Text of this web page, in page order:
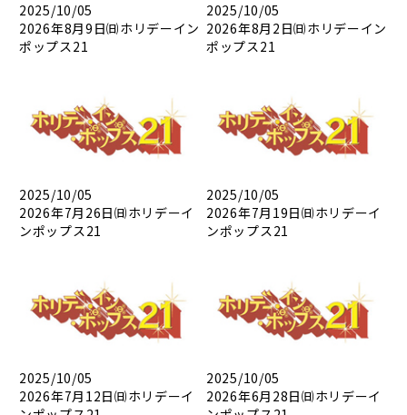
2025/10/05
2026年8月9日㈰ホリデーイン
ポップス21
2025/10/05
2026年8月2日㈰ホリデーイン
ポップス21
2025/10/05
2026年7月26日㈰ホリデーイ
ンポップス21
2025/10/05
2026年7月19日㈰ホリデーイ
ンポップス21
2025/10/05
2026年7月12日㈰ホリデーイ
2025/10/05
2026年6月28日㈰ホリデーイ